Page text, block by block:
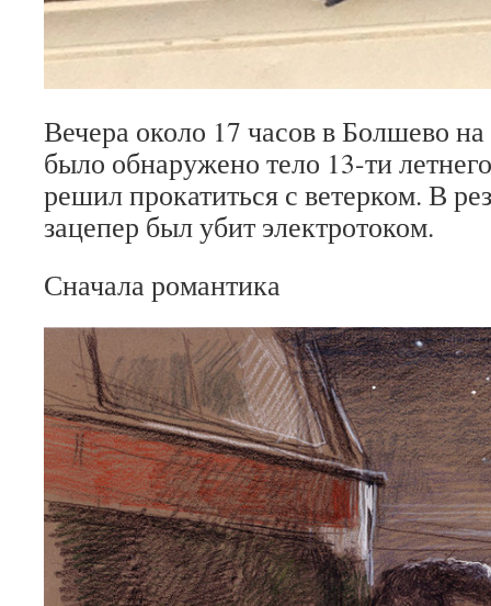
Вечера около 17 часов в Болшево
было обнаружено тело 13-ти
решил прокатиться с ветерком. В
зацепер был убит электротоком.
Сначала романтика